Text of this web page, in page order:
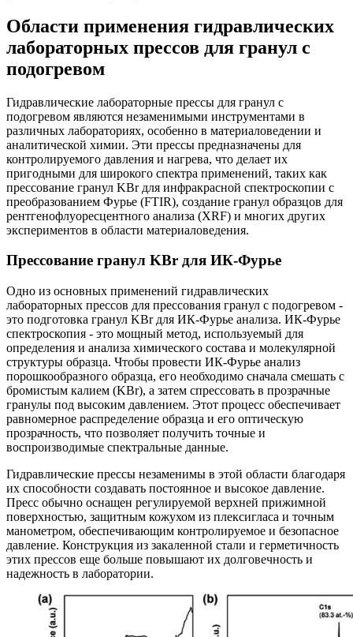
Области применения гидравлических
лабораторных прессов для гранул с
подогревом
Гидравлические лабораторные прессы для гранул с
подогревом являются незаменимыми инструментами в
различных лабораториях, особенно в материаловедении и
аналитической химии. Эти прессы предназначены для
контролируемого давления и нагрева, что делает их
пригодными для широкого спектра применений, таких как
прессование гранул KBr для инфракрасной спектроскопии с
преобразованием Фурье (FTIR), создание гранул образцов для
рентгенофлуоресцентного анализа (XRF) и многих других
экспериментов в области материаловедения.
Прессование гранул KBr для ИК-Фурье
Одно из основных применений гидравлических
лабораторных прессов для прессования гранул с подогревом -
это подготовка гранул KBr для ИК-Фурье анализа. ИК-Фурье
спектроскопия - это мощный метод, используемый для
определения и анализа химического состава и молекулярной
структуры образца. Чтобы провести ИК-Фурье анализ
порошкообразного образца, его необходимо сначала смешать с
бромистым калием (KBr), а затем спрессовать в прозрачные
гранулы под высоким давлением. Этот процесс обеспечивает
равномерное распределение образца и его оптическую
прозрачность, что позволяет получить точные и
воспроизводимые спектральные данные.
Гидравлические прессы незаменимы в этой области благодаря
их способности создавать постоянное и высокое давление.
Пресс обычно оснащен регулируемой верхней прижимной
поверхностью, защитным кожухом из плексигласа и точным
манометром, обеспечивающим контролируемое и безопасное
давление. Конструкция из закаленной стали и герметичность
этих прессов еще больше повышают их долговечность и
надежность в лаборатории.